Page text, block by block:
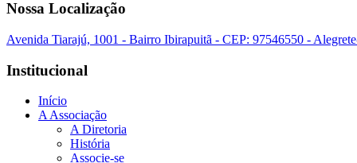
Nossa Localização
Avenida Tiarajú, 1001 - Bairro Ibirapuitã - CEP: 97546550 -
Institucional
Início
A Associação
A Diretoria
História
Associe-se